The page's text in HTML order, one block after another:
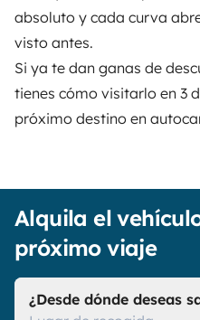
absoluto y cada curva
visto antes.
Si ya te dan ganas de
tienes cómo visitarlo en 3
próximo destino en
Alquila el
próximo viaje
¿Desde dónde deseas